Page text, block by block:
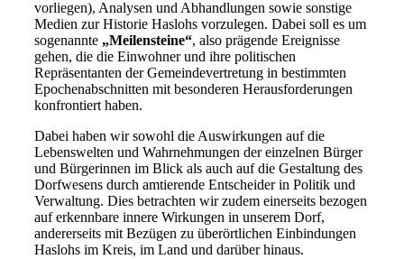
vorliegen), Analysen und Abhandlungen sowie sonstige
Medien zur Historie Haslohs vorzulegen. Dabei soll es um
sogenannte „Meilensteine“, also prägende Ereignisse
gehen, die die Einwohner und ihre politischen
Repräsentanten der Gemeindevertretung in bestimmten
Epochenabschnitten mit besonderen Herausforderungen
konfrontiert haben.
Dabei haben wir sowohl die Auswirkungen auf die
Lebenswelten und Wahrnehmungen der einzelnen Bürger
und Bürgerinnen im Blick als auch auf die Gestaltung des
Dorfwesens durch amtierende Entscheider in Politik und
Verwaltung. Dies betrachten wir zudem einerseits bezogen
auf erkennbare innere Wirkungen in unserem Dorf,
andererseits mit Bezügen zu überörtlichen Einbindungen
Haslohs im Kreis, im Land und darüber hinaus.